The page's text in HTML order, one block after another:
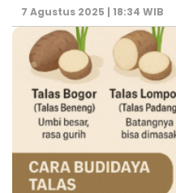
7 Agustus 2025 | 18:34 WIB